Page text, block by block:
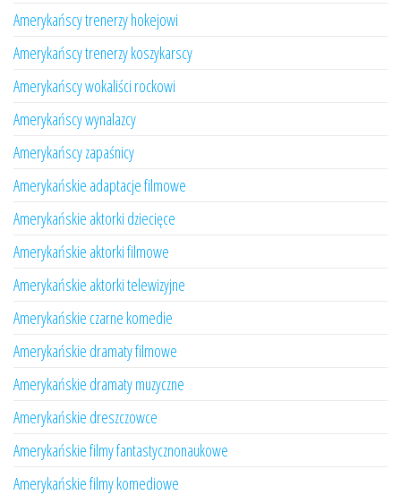
Amerykańscy trenerzy hokejowi
Amerykańscy trenerzy koszykarscy
Amerykańscy wokaliści rockowi
Amerykańscy wynalazcy
Amerykańscy zapaśnicy
Amerykańskie adaptacje filmowe
Amerykańskie aktorki dziecięce
Amerykańskie aktorki filmowe
Amerykańskie aktorki telewizyjne
Amerykańskie czarne komedie
Amerykańskie dramaty filmowe
Amerykańskie dramaty muzyczne
Amerykańskie dreszczowce
Amerykańskie filmy fantastycznonaukowe
Amerykańskie filmy komediowe